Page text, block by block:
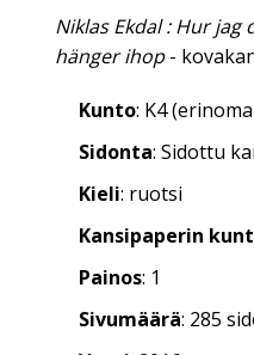
Niklas Ekdal : Hur
hänger ihop-
Kunto: K4
Sidonta: Sidottu
Kieli: ruotsi
Kansipaperin
Painos: 1
Sivumäärä: 285